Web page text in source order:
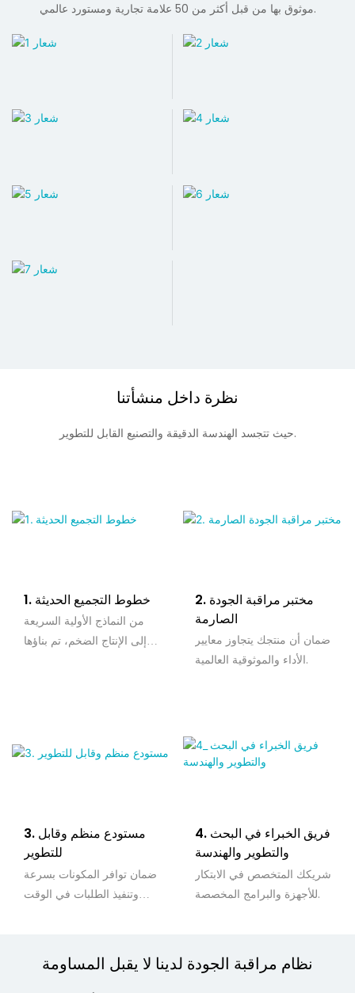
موثوق بها من قبل أكثر من 50 علامة تجارية ومستورد عالمي.
نظرة داخل منشأتنا
حيث تتجسد الهندسة الدقيقة والتصنيع القابل للتطوير.
1. خطوط التجميع الحديثة
من النماذج الأولية السريعة
إلى الإنتاج الضخم، تم بناؤها
2. مختبر مراقبة الجودة
الصارمة
ضمان أن منتجك يتجاوز معايير
الأداء والموثوقية العالمية.
3. مستودع منظم وقابل
للتطوير
ضمان توافر المكونات بسرعة
وتنفيذ الطلبات في الوقت
4. فريق الخبراء في البحث
والتطوير والهندسة
شريكك المتخصص في الابتكار
للأجهزة والبرامج المخصصة.
نظام مراقبة الجودة لدينا لا يقبل المساومة